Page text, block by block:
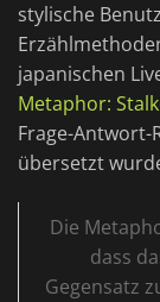
stylische
japanischen
Metaphor:
Frage-Antwort-
übersetzt
Die
dass
Gegensatz